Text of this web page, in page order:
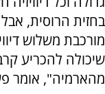
בחזית הרוסית,
מורכבת משלוש
שיכולה להכריע
מהארמיה", אומר